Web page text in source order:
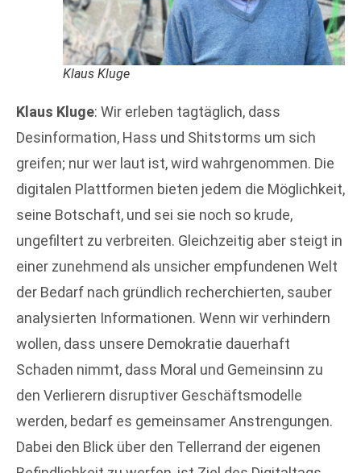
Klaus Kluge
Klaus Kluge: Wir erleben tagtäglich, dass
Desinformation, Hass und Shitstorms um sich
greifen; nur wer laut ist, wird wahrgenommen. Die
digitalen Plattformen bieten jedem die Möglichkeit,
seine Botschaft, und sei sie noch so krude,
ungefiltert zu verbreiten. Gleichzeitig aber steigt in
einer zunehmend als unsicher empfundenen Welt
der Bedarf nach gründlich recherchierten, sauber
analysierten Informationen. Wenn wir verhindern
wollen, dass unsere Demokratie dauerhaft
Schaden nimmt, dass Moral und Gemeinsinn zu
den Verlierern disruptiver Geschäftsmodelle
werden, bedarf es gemeinsamer Anstrengungen.
Dabei den Blick über den Tellerrand der eigenen